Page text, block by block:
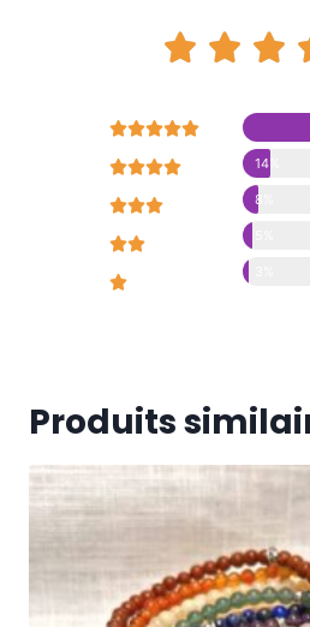
  





14%
8%
Produits